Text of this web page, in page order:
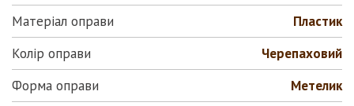
Матеріал оправи
Пластик
Колір оправи
Черепаховий
Форма оправи
Метелик